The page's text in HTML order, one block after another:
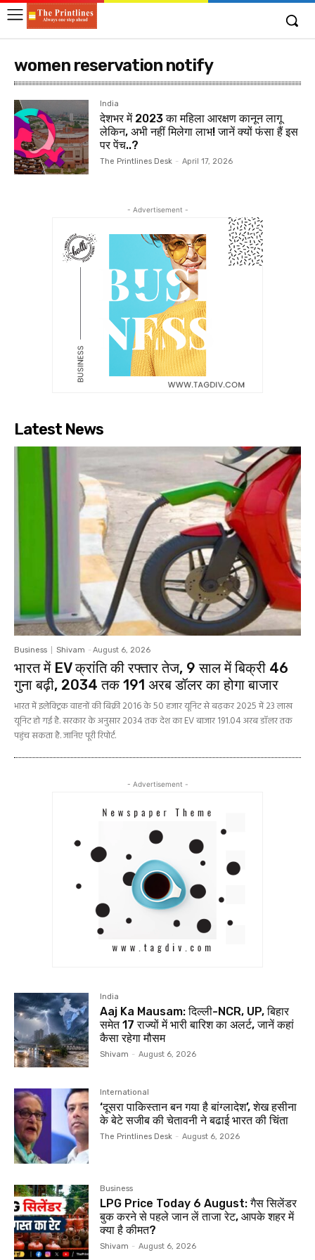
women reservation notify
India
देशभर में 2023 का महिला आरक्षण कानून लागू
लेकिन, अभी नहीं मिलेगा लाभ! जानें क्यों फंसा हैं इस
पर पेंच..?
The Printlines Desk - April 17, 2026
- Advertisement -
Latest News
Business Shivam - August 6, 2026
भारत में EV क्रांति की रफ्तार तेज, 9 साल में बिक्री 46
गुना बढ़ी, 2034 तक 191 अरब डॉलर का होगा बाजार
भारत में इलेक्ट्रिक वाहनों की बिक्री 2016 के 50 हजार यूनिट से बढ़कर 2025 में 23 लाख
यूनिट हो गई है. सरकार के अनुसार 2034 तक देश का EV बाजार 191.04 अरब डॉलर तक
पहुंच सकता है. जानिए पूरी रिपोर्ट.
- Advertisement -
India
Aaj Ka Mausam: दिल्ली-NCR, UP, बिहार
समेत 17 राज्यों में भारी बारिश का अलर्ट, जानें कहां
कैसा रहेगा मौसम
Shivam - August 6, 2026
International
‘दूसरा पाकिस्तान बन गया है बांग्लादेश’, शेख हसीना
के बेटे सजीब की चेतावनी ने बढाई भारत की चिंता
The Printlines Desk - August 6, 2026
Business
LPG Price Today 6 August: गैस सिलेंडर
बुक करने से पहले जान लें ताजा रेट, आपके शहर में
क्या है कीमत?
Shivam - August 6, 2026